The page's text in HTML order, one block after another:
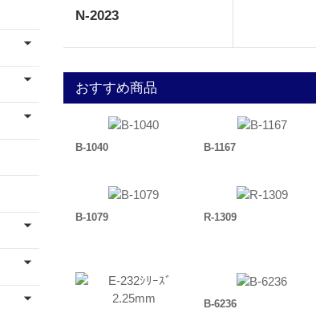
N-2023
おすすめ商品
B-1040 B-1167
B-1079 R-1309
B-6236